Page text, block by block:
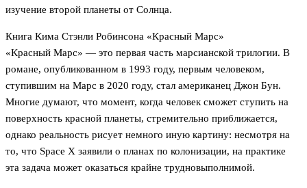
изучение второй планеты от Солнца.
Книга Кима Стэнли Робинсона «Красный Марс»
«Красный Марс» — это первая часть марсианской трилогии. В
романе, опубликованном в 1993 году, первым человеком,
ступившим на Марс в 2020 году, стал американец Джон Бун.
Многие думают, что момент, когда человек сможет ступить на
поверхность красной планеты, стремительно приближается,
однако реальность рисует немного иную картину: несмотря на
то, что Space X заявили о планах по колонизации, на практике
эта задача может оказаться крайне трудновыполнимой.